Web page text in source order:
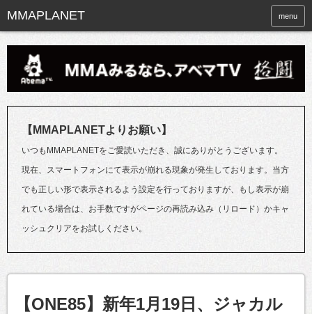
menu
【MMAPLANETよりお願い】
いつもMMAPLANETをご愛読いただき、誠にありがとうございます。
現在、スマートフォンにて表示が崩れる現象が発生しております。当方
でも正しい形で表示されるよう設定を行っておりますが、もし表示が崩
れている場合は、お手数ですがページの再読み込み（リロード）かキャ
ッシュクリアをお試しください。
【ONE85】新年1月19日、ジャカル